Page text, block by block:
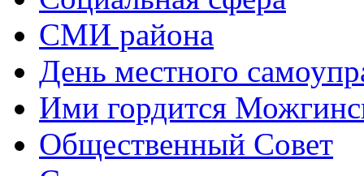
СМИ района
День местного
Ими гордится
Общественный Совет